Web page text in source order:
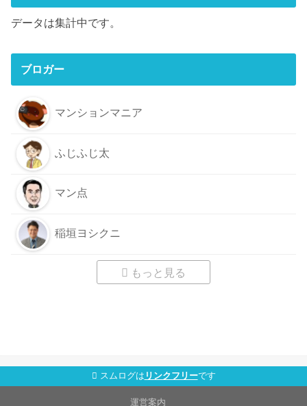
データは集計中です。
ブロガー
マンションマニア
ふじふじ太
マン点
稲垣ヨシクニ
もっと見る
スムログは リンクフリーです
運営案内